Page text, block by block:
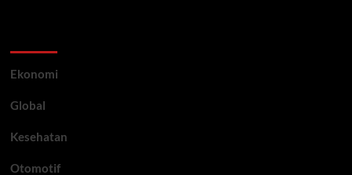
Ekonomi
Global
Kesehatan
Otomotif